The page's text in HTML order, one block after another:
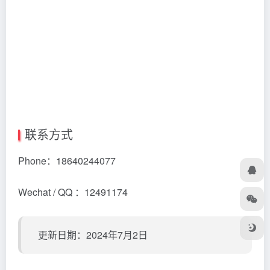
联系方式
Phone：18640244077
Wechat / QQ ：12491174
更新日期：2024年7月2日